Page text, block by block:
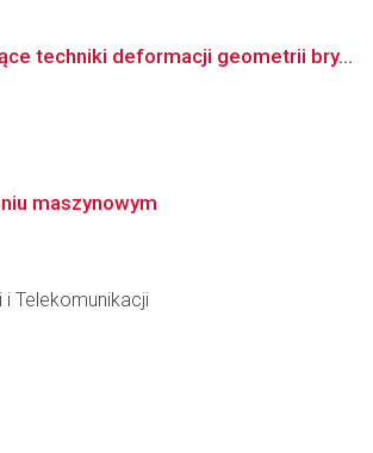
techniki deformacji geometrii bry...
maszynowym
i Telekomunikacji